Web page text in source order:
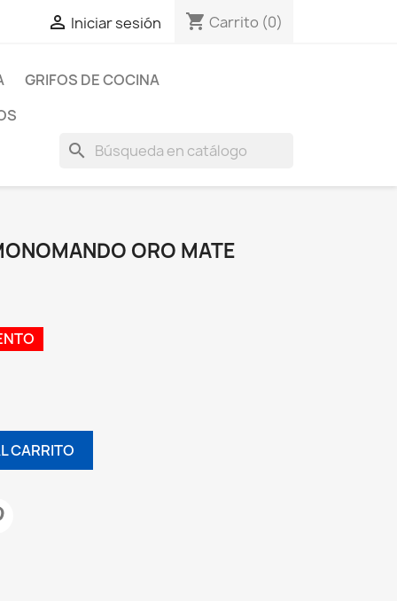
 Iniciar sesión shopping_cart Carrito (0)
GRIFOS DE COCINA
search
ORO MATE
CARRITO